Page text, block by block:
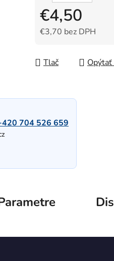
€4,50
€3,70 bez DPH
Tlač Opýtať
704 526 659